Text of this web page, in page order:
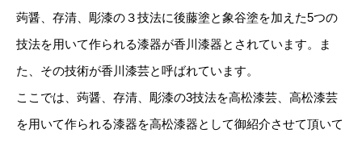
蒟醤、存清、彫漆の３技法に後藤塗と象谷塗を加えた5つの
技法を用いて作られる漆器が香川漆器とされています。ま
た、その技術が香川漆芸と呼ばれています。
ここでは、蒟醤、存清、彫漆の3技法を高松漆芸、高松漆芸
を用いて作られる漆器を高松漆器として御紹介させて頂いて